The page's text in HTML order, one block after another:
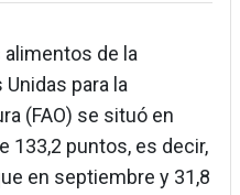
de la
para la
(FAO) se situó en
133,2 puntos, es decir,
en septiembre y 31,8